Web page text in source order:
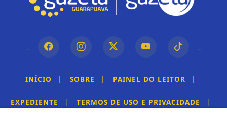
INÍCIO | SOBRE | PAINEL DO LEITOR |
EXPEDIENTE | TERMOS DE USO E PRIVACIDADE |